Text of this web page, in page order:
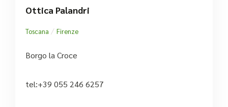
Ottica Palandri
Toscana / Firenze
Borgo la Croce
tel:+39 055 246 6257